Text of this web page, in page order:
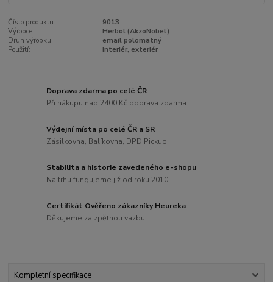
Číslo produktu:
9013
Výrobce:
Herbol (AkzoNobel)
Druh výrobku:
email polomatný
Použití:
interiér, exteriér
Doprava zdarma po celé ČR
Při nákupu nad 2400 Kč doprava zdarma.
Výdejní místa po celé ČR a SR
Zásilkovna, Balíkovna, DPD Pickup.
Stabilita a historie zavedeného e-shopu
Na trhu fungujeme již od roku 2010.
Certifikát Ověřeno zákazníky Heureka
Děkujeme za zpětnou vazbu!
Kompletní specifikace